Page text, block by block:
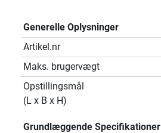
Generelle Oplysninger
Artikel.nr
Maks. brugervægt
Opstillingsmål
(L x B x H)
Grundlæggende Specifikationer